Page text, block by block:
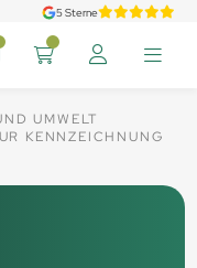
5 Sterne
UMWELT
KENNZEICHNUNG